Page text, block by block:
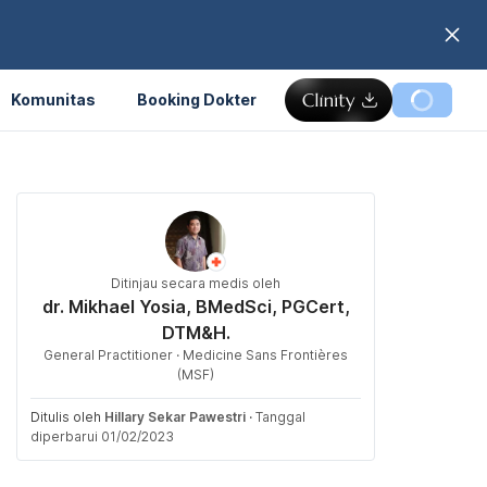
Komunitas Booking Dokter
Ditinjau secara medis oleh
dr. Mikhael Yosia, BMedSci, PGCert,
DTM&H.
General Practitioner · Medicine Sans Frontières
(MSF)
Ditulis oleh Hillary Sekar Pawestri · Tanggal
diperbarui 01/02/2023